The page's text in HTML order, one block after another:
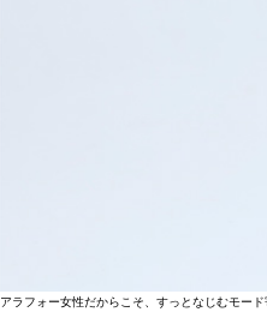
アラフォー女性だからこそ、すっとなじむモー